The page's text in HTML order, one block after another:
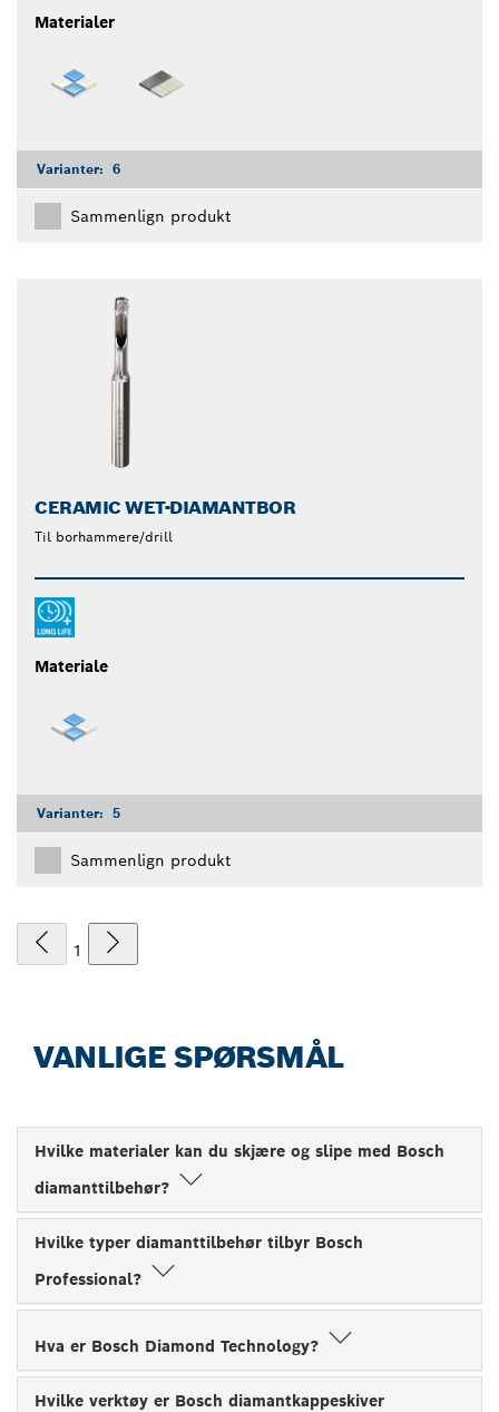
Materialer
Varianter: 6
Sammenlign produkt
CERAMIC WET-DIAMANTBOR
Til borhammere/drill
Materiale
Varianter: 5
Sammenlign produkt
1
VANLIGE SPØRSMÅL
Hvilke materialer kan du skjære og slipe med Bosch
diamanttilbehør?
Hvilke typer diamanttilbehør tilbyr Bosch
Professional?
Hva er Bosch Diamond Technology?
Hvilke verktøy er Bosch diamantkappeskiver